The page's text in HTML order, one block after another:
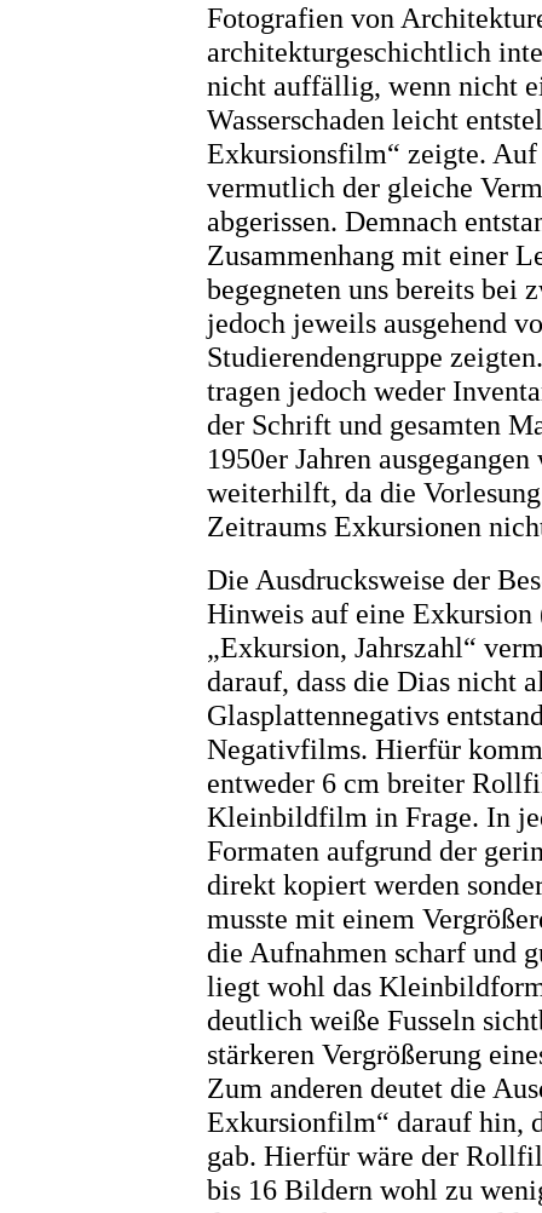
Fotografien von
architekturgeschichtlich
nicht auffällig, wenn nicht
Wasserschaden leicht
Exkursionsfilm“ zeigte.
vermutlich der gleiche
abgerissen. Demnach
Zusammenhang mit einer
begegneten uns bereits bei
jedoch jeweils ausgehend
Studierendengruppe
tragen jedoch weder
der Schrift und gesamten
1950er Jahren
weiterhilft, da die
Zeitraums Exkursionen
Die Ausdrucksweise der
Hinweis auf eine
„Exkursion, Jahrszahl“
darauf, dass die Dias nicht
Glasplattennegativs
Negativfilms. Hierfür
entweder 6 cm breiter
Kleinbildfilm in Frage. In
Formaten aufgrund der
direkt kopiert werden
musste mit einem
die Aufnahmen scharf und
liegt wohl das
deutlich weiße Fusseln
stärkeren Vergrößerung
Zum anderen deutet die
Exkursionfilm“ darauf hin,
gab. Hierfür wäre der
bis 16 Bildern wohl zu